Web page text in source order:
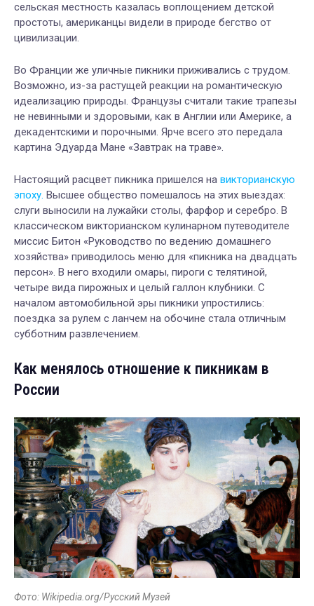
сельская местность казалась воплощением детской
простоты, американцы видели в природе бегство от
цивилизации.
Во Франции же уличные пикники приживались с трудом.
Возможно, из-за растущей реакции на романтическую
идеализацию природы. Французы считали такие трапезы
не невинными и здоровыми, как в Англии или Америке, а
декадентскими и порочными. Ярче всего это передала
картина Эдуарда Мане «Завтрак на траве».
Настоящий расцвет пикника пришелся на викторианскую
эпоху. Высшее общество помешалось на этих выездах:
слуги выносили на лужайки столы, фарфор и серебро. В
классическом викторианском кулинарном путеводителе
миссис Битон «Руководство по ведению домашнего
хозяйства» приводилось меню для «пикника на двадцать
персон». В него входили омары, пироги с телятиной,
четыре вида пирожных и целый галлон клубники. С
началом автомобильной эры пикники упростились:
поездка за рулем с ланчем на обочине стала отличным
субботним развлечением.
Как менялось отношение к пикникам в
России
Фото: Wikipedia.org/Русский Музей